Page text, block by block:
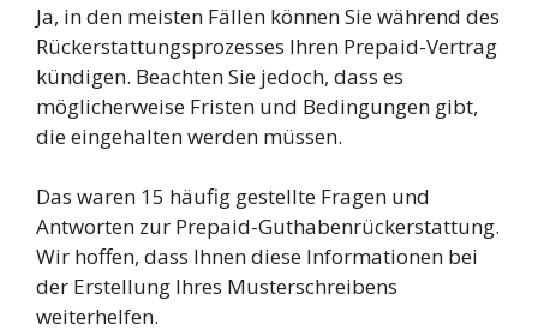
Ja, in den meisten Fällen können Sie während des
Rückerstattungsprozesses Ihren Prepaid-Vertrag
kündigen. Beachten Sie jedoch, dass es
möglicherweise Fristen und Bedingungen gibt,
die eingehalten werden müssen.
Das waren 15 häufig gestellte Fragen und
Antworten zur Prepaid-Guthabenrückerstattung.
Wir hoffen, dass Ihnen diese Informationen bei
der Erstellung Ihres Musterschreibens
weiterhelfen.